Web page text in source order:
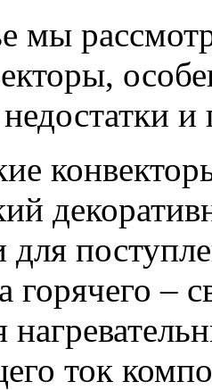
мы
для
горячего –
ток